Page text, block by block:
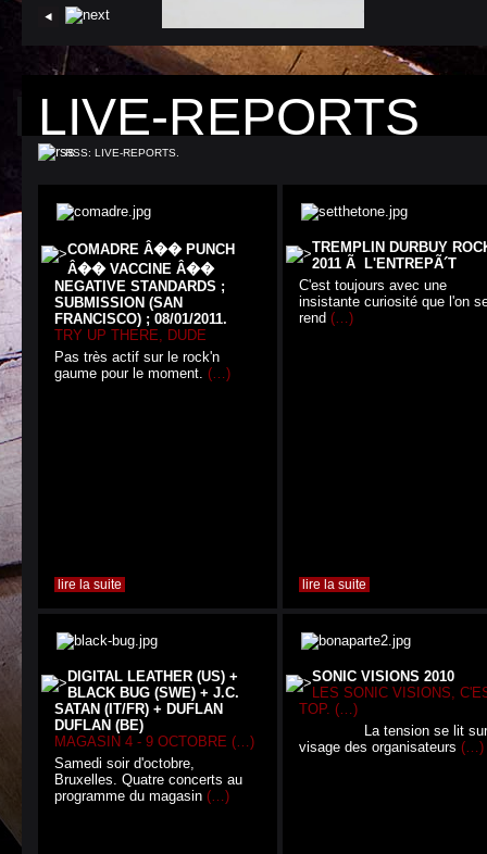
LIVE-REPORTS
RSS: LIVE-REPORTS.
COMADRE Â�� PUNCH
Â�� VACCINE Â��
NEGATIVE STANDARDS ;
SUBMISSION (SAN
FRANCISCO) ; 08/01/2011.
TRY UP THERE, DUDE
Pas très actif sur le rock'n
gaume pour le moment. (…)
lire la suite
TREMPLIN DURBUY
2011 Ã L'ENTREPÃ´T
C'est toujours avec une
insistante curiosité que l'on
rend (…)
lire la suite
DIGITAL LEATHER (US) +
BLACK BUG (SWE) + J.C.
SATAN (IT/FR) + DUFLAN
DUFLAN (BE)
MAGASIN 4 - 9 OCTOBRE (…)
Samedi soir d'octobre,
Bruxelles. Quatre concerts au
programme du magasin (…)
SONIC VISIONS 2010
LES SONIC VISIONS,
TOP. (…)
La tension se lit sur
visage des organisateurs (…)